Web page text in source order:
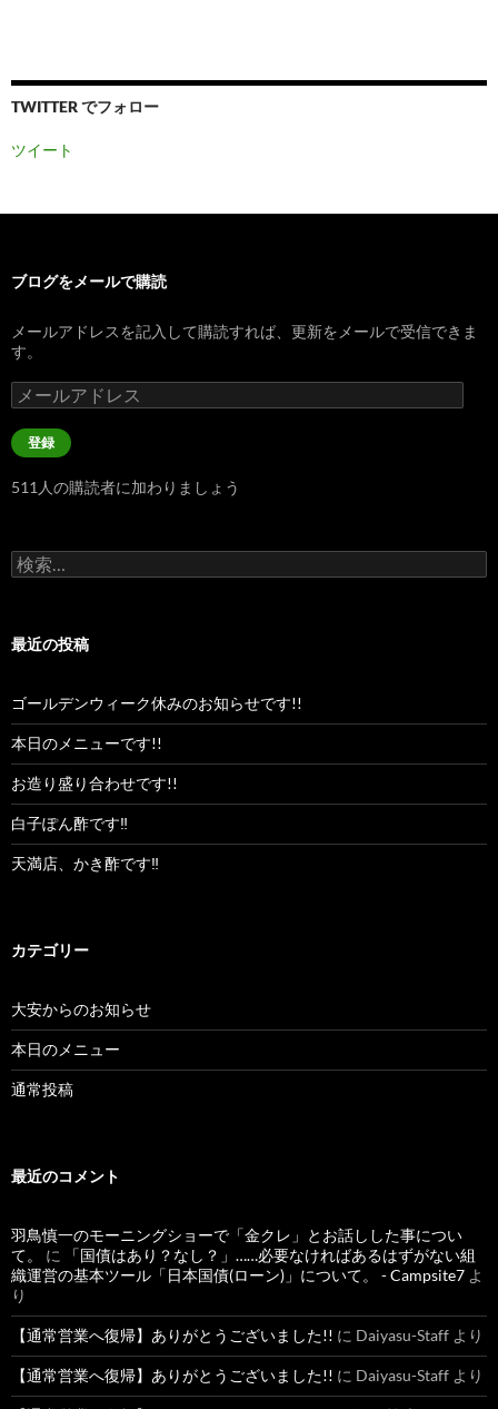
TWITTER でフォロー
ツイート
ブログをメールで購読
メールアドレスを記入して購読すれば、更新をメールで受信できま
す。
メ
ー
ル
ア
レ
登録
511人の購読者に加わりましょう
検
索:
最近の投稿
ゴールデンウィーク休みのお知らせです!!
本日のメニューです!!
お造り盛り合わせです!!
白子ぽん酢です‼︎
天満店、かき酢です‼︎
カテゴリー
大安からのお知らせ
本日のメニュー
通常投稿
最近のコメント
羽鳥慎一のモーニングショーで「金クレ」とお話しした事につい
て。
に
「国債はあり？なし？」……必要なければあるはずがない組
織運営の基本ツール「日本国債(ローン)」について。 - Campsite7 よ
り
【通常営業へ復帰】ありがとうございました!! に Daiyasu-Staff より
【通常営業へ復帰】ありがとうございました!! に Daiyasu-Staff より